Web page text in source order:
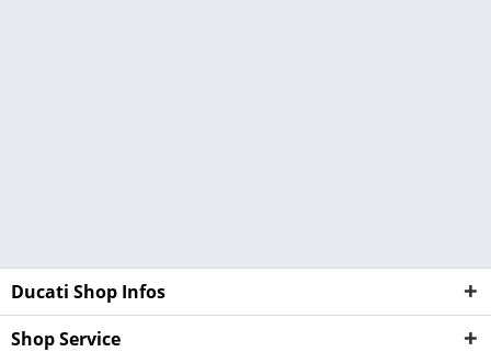
Ducati Shop Infos
Shop Service